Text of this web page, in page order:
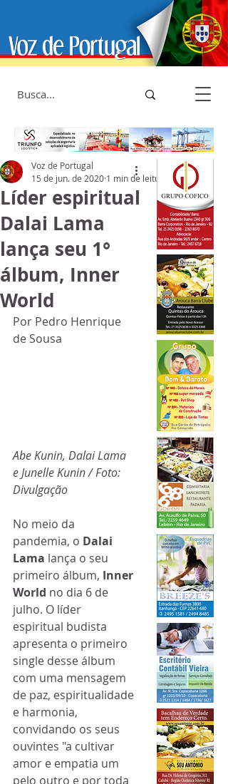
Líder espiritual
Dalai Lama
lança seu 1°
álbum, Inner
World
Voz de Portugal
15 de jun. de 2020 1 min de leitura
Por Pedro Henrique
de Sousa
Abe Kunin, Dalai Lama
e Junelle Kunin / Foto:
Divulgação
No meio da
pandemia, o Dalai
Lama lança o seu
primeiro álbum, Inner
World no dia 6 de
julho. O líder
espiritual budista
apresenta o primeiro
single desse álbum
com uma mensagem
de paz, espiritualidade
e harmonia,
convidando os seus
ouvintes "a cultivar
amor e empatia um
pelo outro e por toda